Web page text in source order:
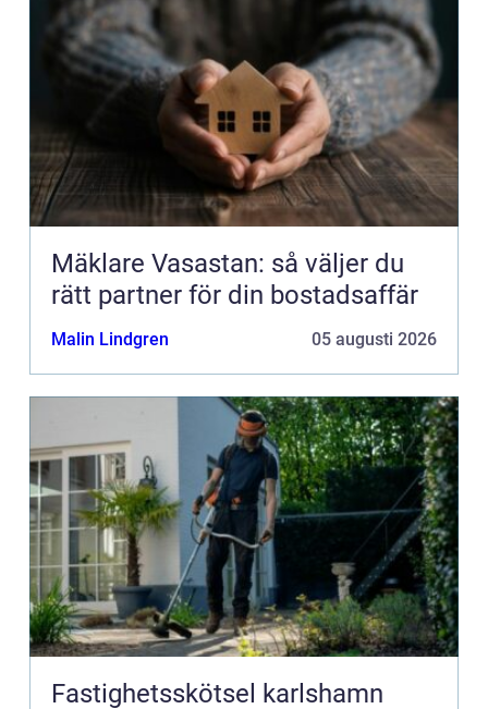
Mäklare Vasastan: så väljer du
rätt partner för din bostadsaffär
Malin Lindgren 05 augusti 2026
Fastighetsskötsel karlshamn